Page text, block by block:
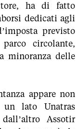
ha di fatto
dedicati agli
previsto
circolante,
minoranza delle
appare non
un lato Unatras
Assotir